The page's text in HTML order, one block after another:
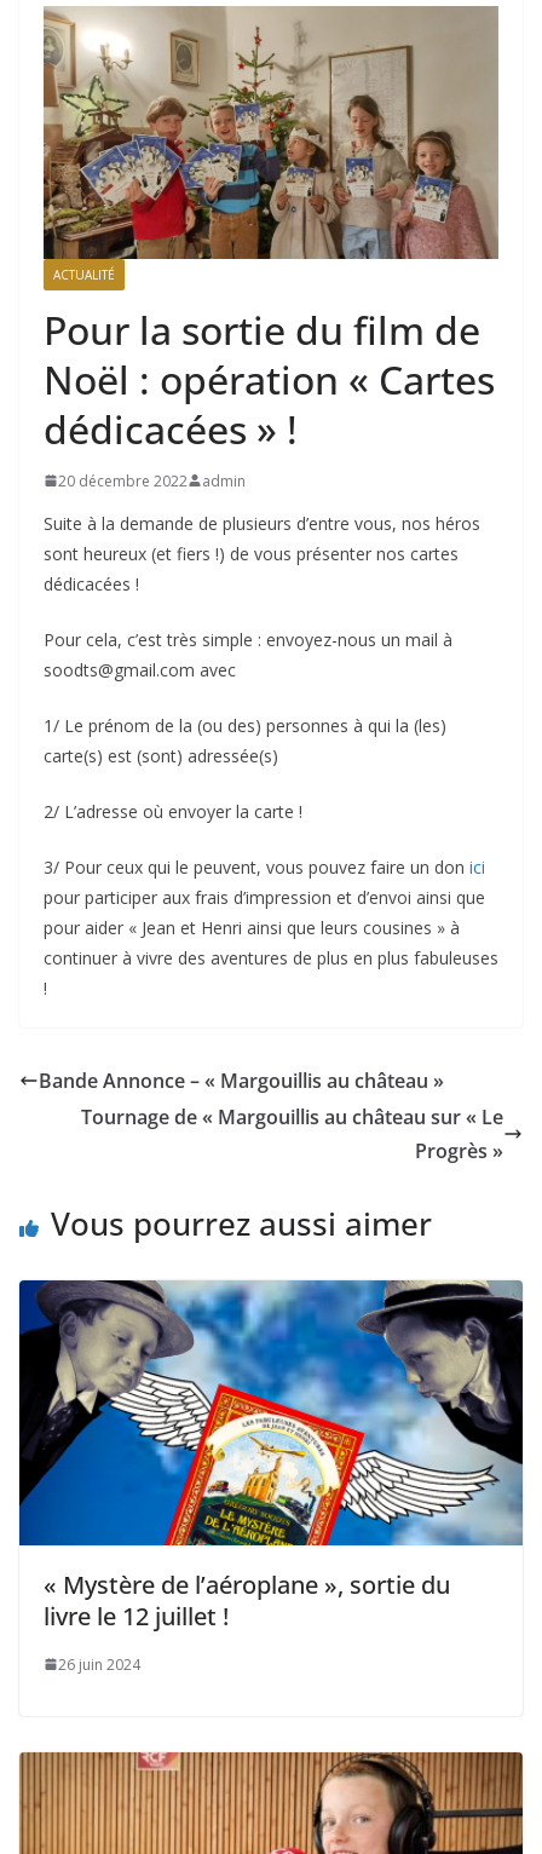
ACTUALITÉ
Pour la sortie du film de
Noël : opération « Cartes
dédicacées » !
20 décembre 2022 admin
Suite à la demande de plusieurs d’entre vous, nos héros
sont heureux (et fiers !) de vous présenter nos cartes
dédicacées !
Pour cela, c’est très simple : envoyez-nous un mail à
soodts@gmail.com avec
1/ Le prénom de la (ou des) personnes à qui la (les)
carte(s) est (sont) adressée(s)
2/ L’adresse où envoyer la carte !
3/ Pour ceux qui le peuvent, vous pouvez faire un don ici
pour participer aux frais d’impression et d’envoi ainsi que
pour aider « Jean et Henri ainsi que leurs cousines » à
continuer à vivre des aventures de plus en plus fabuleuses
!
Bande Annonce – « Margouillis au château »
Tournage de « Margouillis au château sur « Le
Progrès »
Vous pourrez aussi aimer
« Mystère de l’aéroplane », sortie du
livre le 12 juillet !
26 juin 2024